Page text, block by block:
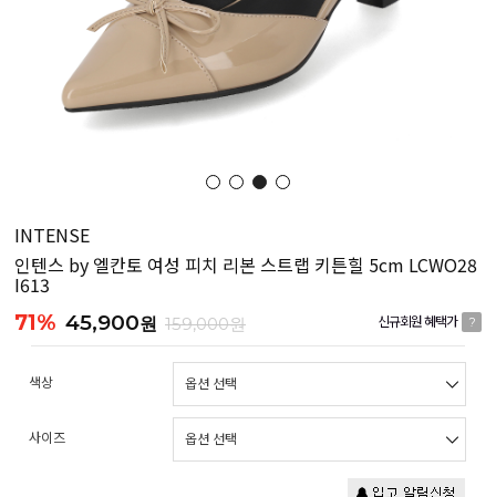
INTENSE
인텐스 by 엘칸토 여성 피치 리본 스트랩 키튼힐 5cm LCWO28
I613
71% 45,900원 159,000원 신규회원 혜택가 ?
색상
사이즈